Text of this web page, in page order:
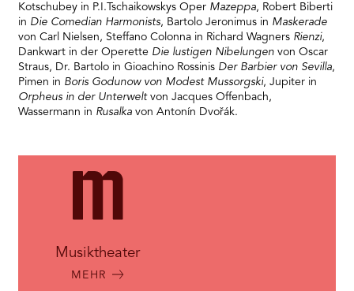
Kotschubey in P.I.Tschaikowskys Oper Mazeppa, Robert Biberti
in Die Comedian Harmonists, Bartolo Jeronimus in Maskerade
von Carl Nielsen, Steffano Colonna in Richard Wagners Rienzi,
Dankwart in der Operette Die lustigen Nibelungen von Oscar
Straus, Dr. Bartolo in Gioachino Rossinis Der Barbier von Sevilla,
Pimen in Boris Godunow von Modest Mussorgski, Jupiter in
Orpheus in der Unterweltvon Jacques Offenbach,
Wassermann in Rusalka von Antonín Dvořák.
Musiktheater
MEHR